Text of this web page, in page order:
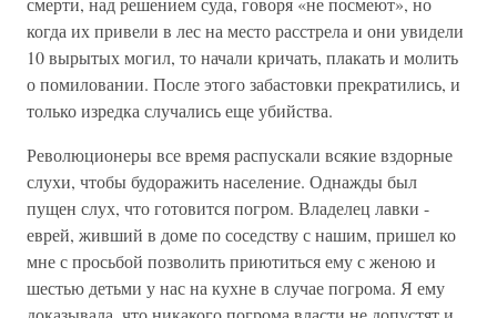
когда их привели в лес на место расстрела и они увидели
10 вырытых могил, то начали кричать, плакать и молить
о помиловании. После этого забастовки прекратились, и
только изредка случались еще убийства.
Революционеры все время распускали всякие вздорные
слухи, чтобы будоражить население. Однажды был
пущен слух, что готовится погром. Владелец лавки -
еврей, живший в доме по соседству с нашим, пришел ко
мне с просьбой позволить приютиться ему с женою и
шестью детьми у нас на кухне в случае погрома. Я ему